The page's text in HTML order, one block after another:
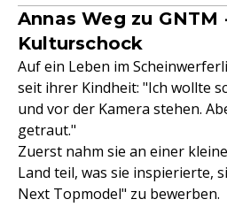
Annas Weg zu
Kulturschock
Auf ein Leben im
seit ihrer Kindheit: "Ich wollte
und vor der Kamera stehen.
getraut."
Zuerst nahm sie an einer
Land teil, was sie inspierierte,
Next Topmodel" zu bewerben.